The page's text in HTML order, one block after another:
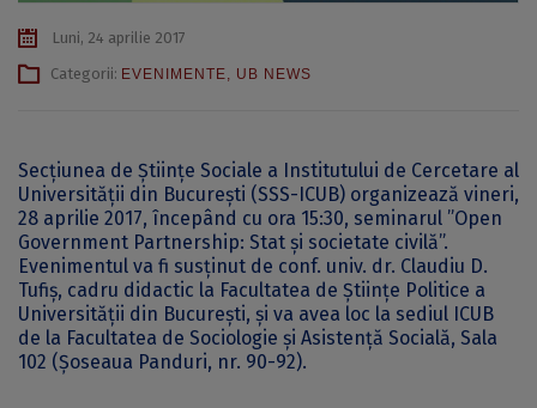
Luni, 24 aprilie 2017
Categorii: EVENIMENTE UB NEWS
Secțiunea de Științe Sociale a Institutului de Cercetare al
Universității din București (SSS-ICUB) organizează vineri,
28 aprilie 2017, începând cu ora 15:30, seminarul ”Open
Government Partnership: Stat și societate civilă”.
Evenimentul va fi susținut de conf. univ. dr. Claudiu D.
Tufiș, cadru didactic la Facultatea de Științe Politice a
Universității din București, și va avea loc la sediul ICUB
de la Facultatea de Sociologie și Asistență Socială, Sala
102 (Șoseaua Panduri, nr. 90-92).